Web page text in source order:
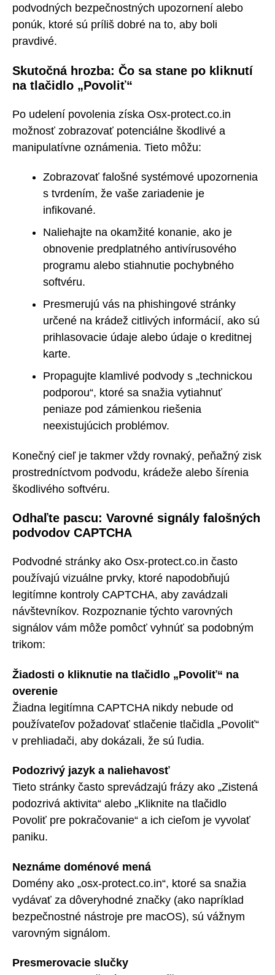
podvodných bezpečnostných upozornení alebo
ponúk, ktoré sú príliš dobré na to, aby boli
pravdivé.
Skutočná hrozba: Čo sa stane po kliknutí
na tlačidlo „Povoliť“
Po udelení povolenia získa Osx-protect.co.in
možnosť zobrazovať potenciálne škodlivé a
manipulatívne oznámenia. Tieto môžu:
Zobrazovať falošné systémové upozornenia
s tvrdením, že vaše zariadenie je
infikované.
Naliehajte na okamžité konanie, ako je
obnovenie predplatného antivírusového
programu alebo stiahnutie pochybného
softvéru.
Presmerujú vás na phishingové stránky
určené na krádež citlivých informácií, ako sú
prihlasovacie údaje alebo údaje o kreditnej
karte.
Propagujte klamlivé podvody s „technickou
podporou“, ktoré sa snažia vytiahnuť
peniaze pod zámienkou riešenia
neexistujúcich problémov.
Konečný cieľ je takmer vždy rovnaký, peňažný zisk
prostredníctvom podvodu, krádeže alebo šírenia
škodlivého softvéru.
Odhaľte pascu: Varovné signály falošných
podvodov CAPTCHA
Podvodné stránky ako Osx-protect.co.in často
používajú vizuálne prvky, ktoré napodobňujú
legitímne kontroly CAPTCHA, aby zavádzali
návštevníkov. Rozpoznanie týchto varovných
signálov vám môže pomôcť vyhnúť sa podobným
trikom:
Žiadosti o kliknutie na tlačidlo „Povoliť“ na
overenie
Žiadna legitímna CAPTCHA nikdy nebude od
používateľov požadovať stlačenie tlačidla „Povoliť“
v prehliadači, aby dokázali, že sú ľudia.
Podozrivý jazyk a naliehavosť
Tieto stránky často sprevádzajú frázy ako „Zistená
podozrivá aktivita“ alebo „Kliknite na tlačidlo
Povoliť pre pokračovanie“ a ich cieľom je vyvolať
paniku.
Neznáme doménové mená
Domény ako „osx-protect.co.in“, ktoré sa snažia
vydávať za dôveryhodné značky (ako napríklad
bezpečnostné nástroje pre macOS), sú vážnym
varovným signálom.
Presmerovacie slučky